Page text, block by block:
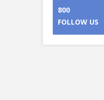
800
FOLLOW US